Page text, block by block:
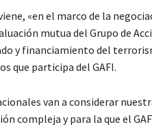
«en el marco de la
mutua del Grupo de
y financiamiento del
que participa del GAFI.
van a considerar
compleja y para la que el